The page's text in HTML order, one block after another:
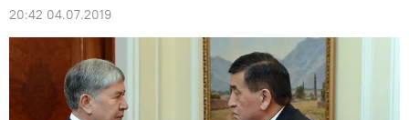
20:42 04.07.2019